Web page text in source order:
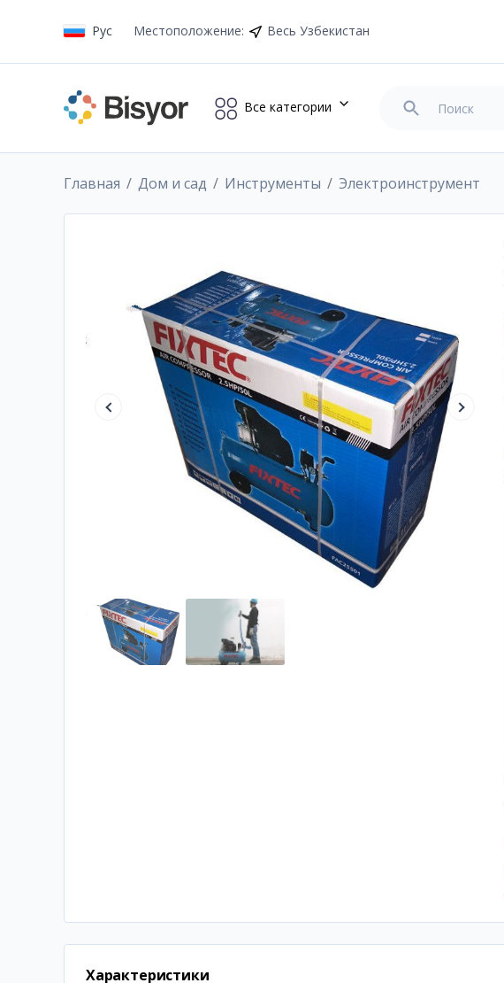
Рус Местоположение: Весь Узбекистан
Все категории
Главная Дом и сад Инструменты Электроинструмент
Характеристики